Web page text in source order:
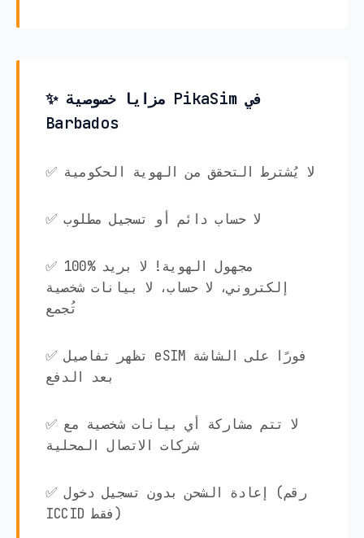
✨ مزايا خصوصية PikaSim في
Barbados
✅ لا يُشترط التحقق من الهوية الحكومية
✅ لا حساب دائم أو تسجيل مطلوب
✅ 100% مجهول الهوية! لا بريد
إلكتروني، لا حساب، لا بيانات شخصية
تُجمع
✅ تظهر تفاصيل eSIM فورًا على الشاشة
بعد الدفع
✅ لا تتم مشاركة أي بيانات شخصية مع
شركات الاتصال المحلية
✅ إعادة الشحن بدون تسجيل دخول (رقم
ICCID فقط)